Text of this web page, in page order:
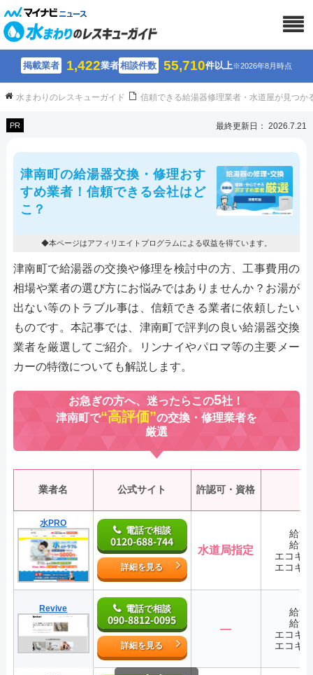
掲載業者 1,422業者相談件数 55,710件以上※2026年8月時点
水まわりのレスキューガイド 信頼できる給湯器修理業者・水道屋が見つか
PR 最終更新日： 2026.7.21
津南町の給湯器交換・修理おす
すめ業者！信頼できる会社はど
こ？
◆本ページはアフィリエイトプログラムによる収益を得ています。
津南町で給湯器の交換や修理を検討中の方、工事費用の
相場や業者の選び方にお悩みではありませんか？お湯が
出ない等のトラブル事は、信頼できる業者に依頼したい
ものです。本記事では、津南町で評判の良い給湯器交換
業者を厳選してご紹介。リンナイやパロマ等の主要メー
カーの特徴についても解説します。
お急ぎの方へ、迷ったらこの5社！
津南町で“高評価”の交換・修理業者を
厳選
業者名 公式サイト 許認可・資格
水PRO
電話で相談
0120-688-744
詳細を見る
水道局指定
給湯
給湯
エコキ
エコキ
Revive 電話で相談
090-8812-0095
詳細を見る
―
給湯
給湯
エコキ
エコキ